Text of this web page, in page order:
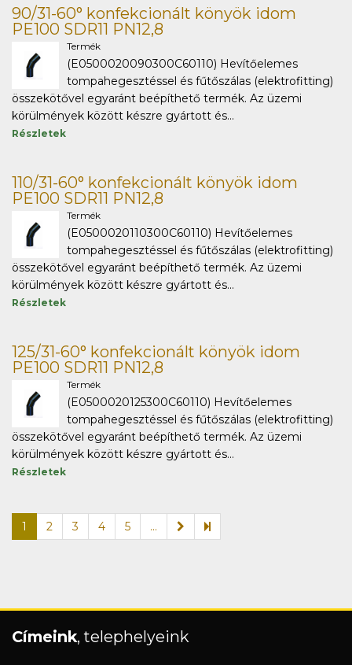
90/31-60° konfekcionált könyök idom
PE100 SDR11 PN12,8
Termék
(E0500020090300C60110) Hevítőelemes
tompahegesztéssel és fűtőszálas (elektrofitting)
összekötővel egyaránt beépíthető termék. Az üzemi
körülmények között készre gyártott és...
Részletek
110/31-60° konfekcionált könyök idom
PE100 SDR11 PN12,8
Termék
(E0500020110300C60110) Hevítőelemes
tompahegesztéssel és fűtőszálas (elektrofitting)
összekötővel egyaránt beépíthető termék. Az üzemi
körülmények között készre gyártott és...
Részletek
125/31-60° konfekcionált könyök idom
PE100 SDR11 PN12,8
Termék
(E0500020125300C60110) Hevítőelemes
tompahegesztéssel és fűtőszálas (elektrofitting)
összekötővel egyaránt beépíthető termék. Az üzemi
körülmények között készre gyártott és...
Részletek
1 2 3 4 5 ...
Címeink, telephelyeink